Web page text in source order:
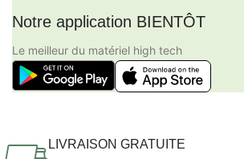
Notre application BIENTÔT
Le meilleur du matériel high tech
LIVRAISON GRATUITE